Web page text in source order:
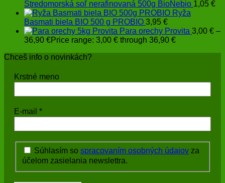
Stredomorská soľ nerafinovaná 500g BioNebio 1,05 €
Ryža
Basmati biela BIO 500 g PROBIO 3,95 €
Para orechy Provita 3,00 € –
36,90 €Price range: 3,00 € through 36,90 €
Chceš info o novinkách?
Krstné meno
E-mail *
Súhlasím so spracovaním osobných údajov za
účelom zasielania newslettra.